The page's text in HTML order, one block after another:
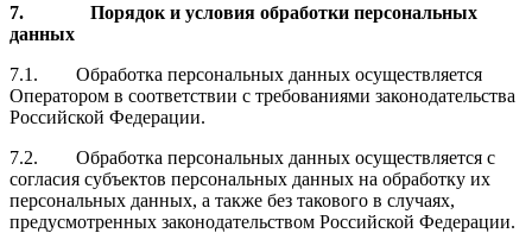
7. Порядок и условия обработки персональных
данных
7.1. Обработка персональных данных осуществляется
Оператором в соответствии с требованиями законодательства
Российской Федерации.
7.2. Обработка персональных данных осуществляется с
согласия субъектов персональных данных на обработку их
персональных данных, а также без такового в случаях,
предусмотренных законодательством Российской Федерации.